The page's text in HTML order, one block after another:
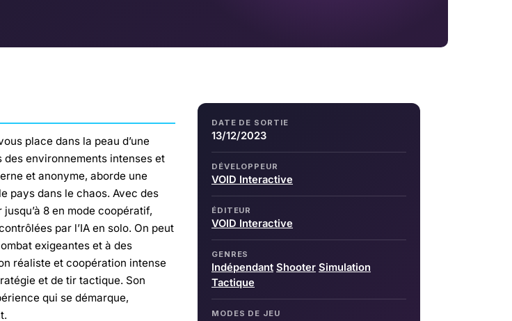
place dans la peau d’une
des environnements intenses et
et anonyme, aborde une
pays dans le chaos. Avec des
8 en mode coopératif,
par l’IA en solo. On peut
exigeantes et à des
réaliste et coopération intense
et de tir tactique. Son
qui se démarque,
DATE DE SORTIE
13/12/2023
DÉVELOPPEUR
VOID Interactive
ÉDITEUR
VOID Interactive
GENRES
Indépendant Shooter Simulation
Tactique
MODES DE JEU